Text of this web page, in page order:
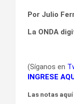
Por Julio
La ONDA
(Síganos en
INGRESE
Las notas